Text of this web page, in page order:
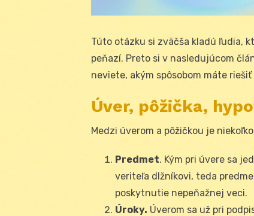
Túto otázku si zväčša kladú ľudia,
peňazí. Preto si v nasledujúcom
neviete, akým spôsobom máte
Úver, pôžička,
Medzi úverom a pôžičkou je
Predmet. Kým pri úvere sa
veriteľa dlžníkovi, teda
poskytnutie nepeňažnej veci.
Úroky. Úverom sa už pri